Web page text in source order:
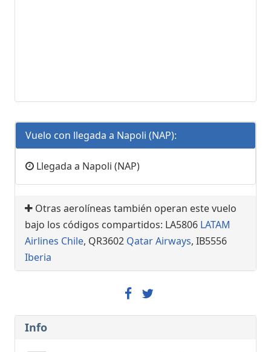
Vuelo con llegada a Napoli (NAP):
Llegada a Napoli (NAP)
Otras aerolíneas también operan este vuelo
bajo los códigos compartidos: LA5806 LATAM
Airlines Chile, QR3602 Qatar Airways, IB5556
Iberia
Info